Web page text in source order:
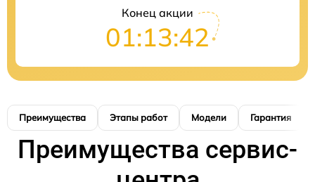
Конец акции
01:13:41
Преимущества Этапы работ Модели Гарантия
Преимущества сервис-